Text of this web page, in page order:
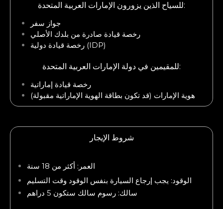
للسياح الذين يزورون الإمارات العربية المتحدة:
جواز سفر
رخصة قيادة صادرة من بلدك الأصلي
رخصة قيادة دولية (IDP)
للمقيمين في دولة الإمارات العربية المتحدة:
رخصة قيادة إماراتية
هوية الإمارات (قد تكون بطاقة الهوية الإماراتية مقبولة)
شروط الإيجار
العمر: أكثر من 18 سنة
الوقود: يجب إرجاع السيارة بنفس الوقود وقت التسليم
سالك: رسوم سالك ستكون 5 دراهم